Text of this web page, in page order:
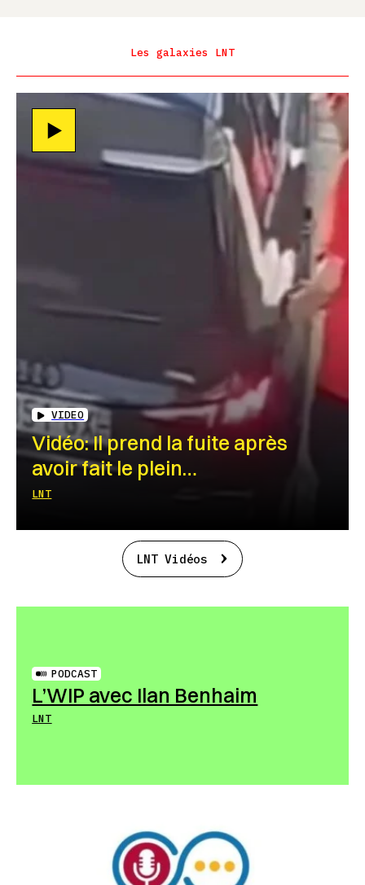
Les galaxies LNT
VIDEO
Vidéo: Il prend la fuite après
avoir fait le plein…
LNT
LNT Vidéos
PODCAST
L’WIP avec Ilan Benhaim
LNT